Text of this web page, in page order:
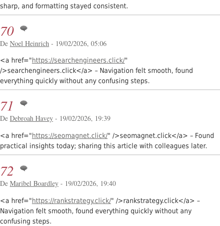
sharp, and formatting stayed consistent.
70
De Noel Heinrich - 19/02/2026, 05:06
<a href="https://searchengineers.click/"
/>searchengineers.click</a> – Navigation felt smooth, found
everything quickly without any confusing steps.
71
De Debroah Havey - 19/02/2026, 19:39
<a href="https://seomagnet.click/" />seomagnet.click</a> – Found
practical insights today; sharing this article with colleagues later.
72
De Maribel Boardley - 19/02/2026, 19:40
<a href="https://rankstrategy.click/" />rankstrategy.click</a> –
Navigation felt smooth, found everything quickly without any
confusing steps.